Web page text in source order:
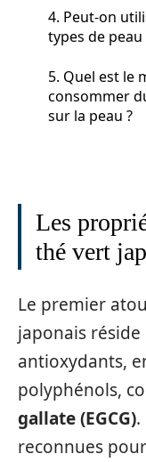
4. Peut-on
types de peau
5. Quel est le
consommer
sur la peau ?
Les
thé vert
Le premier
japonais réside
antioxydants,
polyphénols,
gallate (EGCG).
reconnues